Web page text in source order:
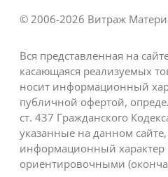
© 2006-2026 Витраж
Вся представленная на
касающаяся реализуемых
носит информационный
публичной офертой,
ст. 437 Гражданского
указанные на данном сайте,
информационный характер
ориентировочными